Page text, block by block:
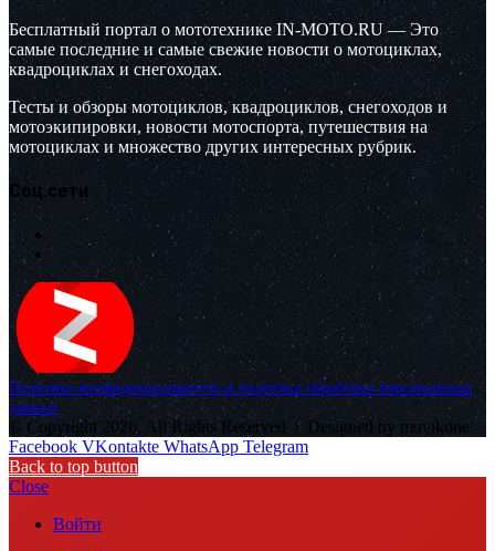
Бесплатный портал о мототехнике IN-MOTO.RU — Это
самые последние и самые свежие новости о мотоциклах,
квадроциклах и снегоходах.
Тесты и обзоры мотоциклов, квадроциклов, снегоходов и
мотоэкипировки, новости мотоспорта, путешествия на
мотоциклах и множество других интересных рубрик.
Соц.сети
Политика конфиденциальности и политика обработки персональных
данных
© Copyright 2026, All Rights Reserved | Designed by muvikone
Facebook VKontakte WhatsApp Telegram
Back to top button
Close
Войти